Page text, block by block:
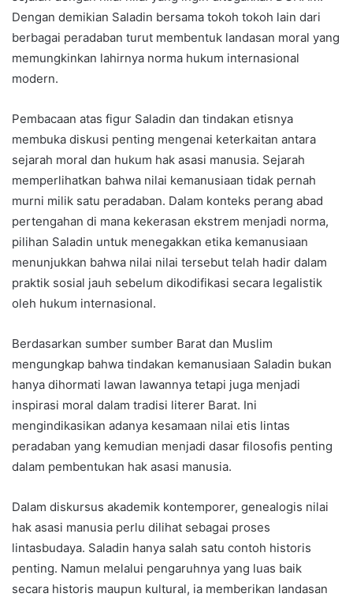
Dengan demikian Saladin bersama tokoh tokoh lain dari
berbagai peradaban turut membentuk landasan moral yang
memungkinkan lahirnya norma hukum internasional
modern.
Pembacaan atas figur Saladin dan tindakan etisnya
membuka diskusi penting mengenai keterkaitan antara
sejarah moral dan hukum hak asasi manusia. Sejarah
memperlihatkan bahwa nilai kemanusiaan tidak pernah
murni milik satu peradaban. Dalam konteks perang abad
pertengahan di mana kekerasan ekstrem menjadi norma,
pilihan Saladin untuk menegakkan etika kemanusiaan
menunjukkan bahwa nilai nilai tersebut telah hadir dalam
praktik sosial jauh sebelum dikodifikasi secara legalistik
oleh hukum internasional.
Berdasarkan sumber sumber Barat dan Muslim
mengungkap bahwa tindakan kemanusiaan Saladin bukan
hanya dihormati lawan lawannya tetapi juga menjadi
inspirasi moral dalam tradisi literer Barat. Ini
mengindikasikan adanya kesamaan nilai etis lintas
peradaban yang kemudian menjadi dasar filosofis penting
dalam pembentukan hak asasi manusia.
Dalam diskursus akademik kontemporer, genealogis nilai
hak asasi manusia perlu dilihat sebagai proses
lintasbudaya. Saladin hanya salah satu contoh historis
penting. Namun melalui pengaruhnya yang luas baik
secara historis maupun kultural, ia memberikan landasan